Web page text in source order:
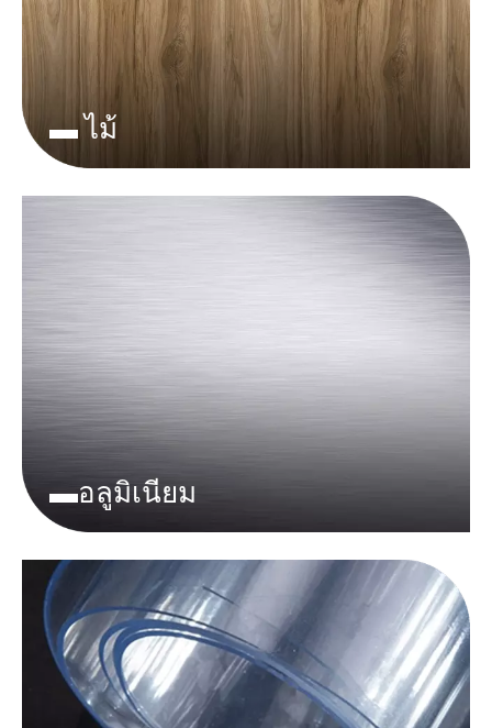
▬ ไม้
▬อลูมิเนียม